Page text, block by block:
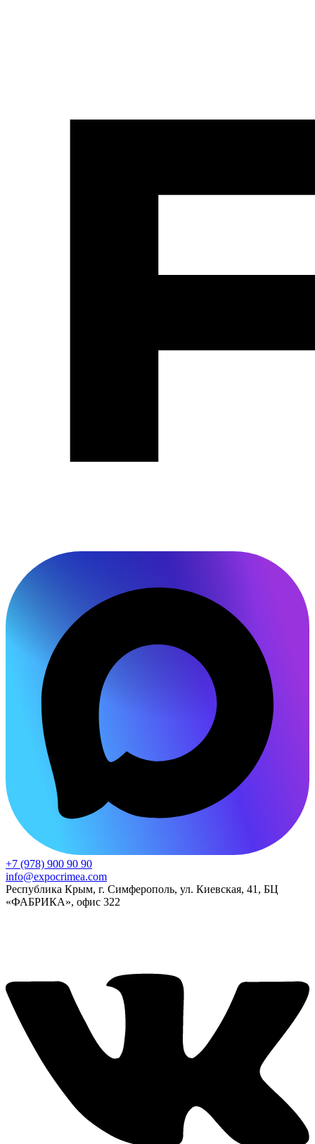
+7 (978) 900 90 90
info@expocrimea.com
Республика Крым, г. Симферополь, ул. Киевская, 41, БЦ
«ФАБРИКА», офис 322